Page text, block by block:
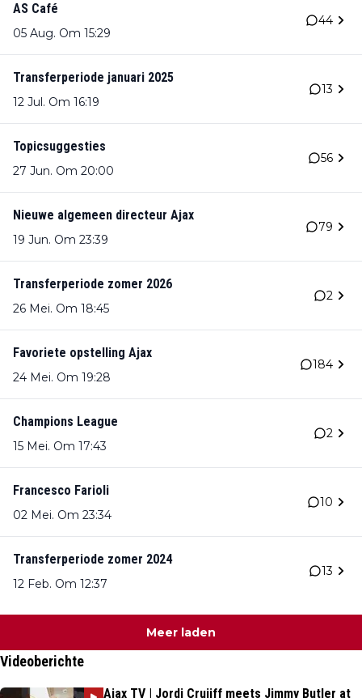
AS Café
05 Aug. Om 15:29
44
Transferperiode januari 2025
12 Jul. Om 16:19
13
Topicsuggesties
27 Jun. Om 20:00
56
Nieuwe algemeen directeur Ajax
19 Jun. Om 23:39
79
Transferperiode zomer 2026
26 Mei. Om 18:45
2
Favoriete opstelling Ajax
24 Mei. Om 19:28
184
Champions League
15 Mei. Om 17:43
2
Francesco Farioli
02 Mei. Om 23:34
10
Transferperiode zomer 2024
12 Feb. Om 12:37
13
Meer laden
Videoberichte
Ajax TV | Jordi Cruijff meets Jimmy Butler at